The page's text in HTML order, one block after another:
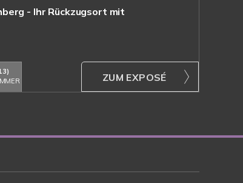
- Ihr Rückzugsort mit
ZUM EXPOSÉ